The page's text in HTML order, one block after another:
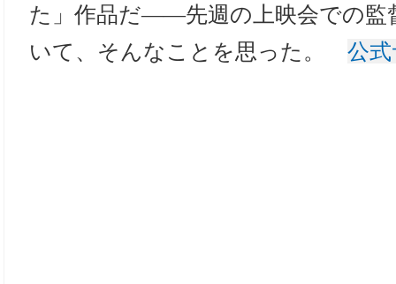
た」作品だ――先週の上映会での監
いて、そんなことを思った。 公